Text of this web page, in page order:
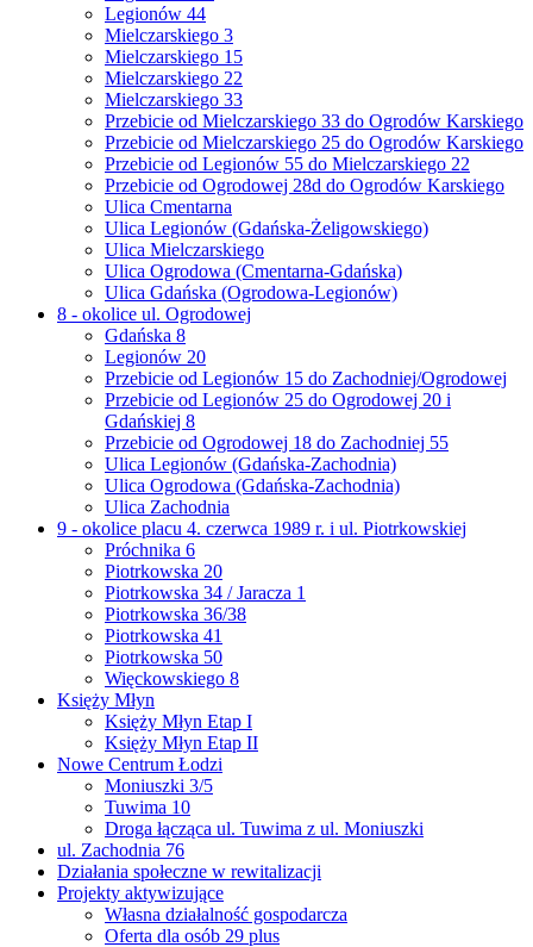
Legionów 44
Mielczarskiego 3
Mielczarskiego 15
Mielczarskiego 22
Mielczarskiego 33
Przebicie od Mielczarskiego 33 do Ogrodów Karskiego
Przebicie od Mielczarskiego 25 do Ogrodów Karskiego
Przebicie od Legionów 55 do Mielczarskiego 22
Przebicie od Ogrodowej 28d do Ogrodów Karskiego
Ulica Cmentarna
Ulica Legionów (Gdańska-Żeligowskiego)
Ulica Mielczarskiego
Ulica Ogrodowa (Cmentarna-Gdańska)
Ulica Gdańska (Ogrodowa-Legionów)
8 - okolice ul. Ogrodowej
Gdańska 8
Legionów 20
Przebicie od Legionów 15 do Zachodniej/Ogrodowej
Przebicie od Legionów 25 do Ogrodowej 20 i
Gdańskiej 8
Przebicie od Ogrodowej 18 do Zachodniej 55
Ulica Legionów (Gdańska-Zachodnia)
Ulica Ogrodowa (Gdańska-Zachodnia)
Ulica Zachodnia
9 - okolice placu 4. czerwca 1989 r. i ul. Piotrkowskiej
Próchnika 6
Piotrkowska 20
Piotrkowska 34 / Jaracza 1
Piotrkowska 36/38
Piotrkowska 41
Piotrkowska 50
Więckowskiego 8
Księży Młyn
Księży Młyn Etap I
Księży Młyn Etap II
Nowe Centrum Łodzi
Moniuszki 3/5
Tuwima 10
Droga łącząca ul. Tuwima z ul. Moniuszki
ul. Zachodnia 76
Działania społeczne w rewitalizacji
Projekty aktywizujące
Własna działalność gospodarcza
Oferta dla osób 29 plus